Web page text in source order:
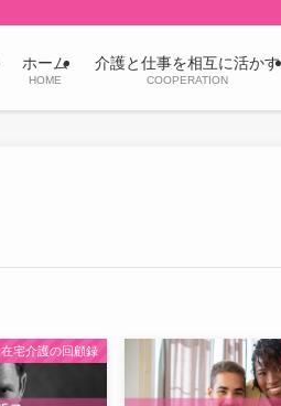
ホーム
HOME
介護と仕事を相互に活かす
COOPERATION
在宅介護の回顧録